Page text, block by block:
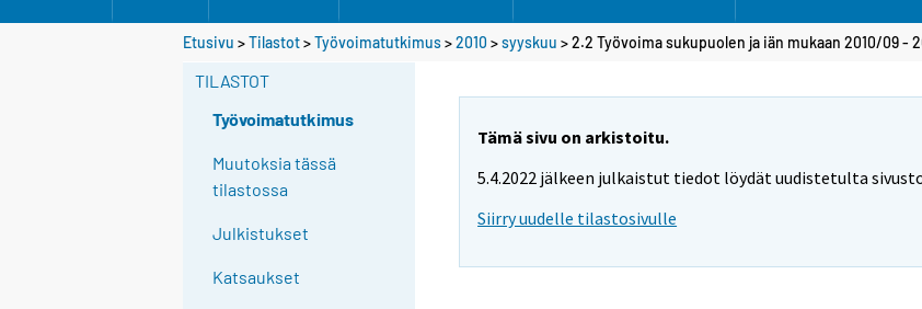
Etusivu >Tilastot>Työvoimatutkimus>2010 >syyskuu > 2.2 Työvoima sukupuolen ja iän mukaan 2010/09 -
TILASTOT
Työvoimatutkimus
Muutoksia tässä
tilastossa
Julkistukset
Katsaukset
Tämä sivu on arkistoitu.
5.4.2022 jälkeen julkaistut tiedot löydät uudistetulta
Siirry uudelle tilastosivulle